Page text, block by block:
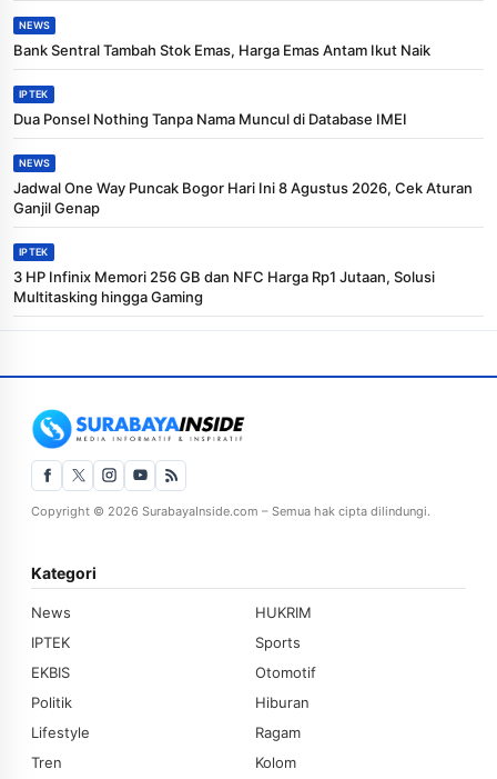
NEWS
Bank Sentral Tambah Stok Emas, Harga Emas Antam Ikut Naik
IPTEK
Dua Ponsel Nothing Tanpa Nama Muncul di Database IMEI
NEWS
Jadwal One Way Puncak Bogor Hari Ini 8 Agustus 2026, Cek Aturan
Ganjil Genap
IPTEK
3 HP Infinix Memori 256 GB dan NFC Harga Rp1 Jutaan, Solusi
Multitasking hingga Gaming
Copyright © 2026 SurabayaInside.com – Semua hak cipta dilindungi.
Kategori
News
HUKRIM
IPTEK
Sports
EKBIS
Otomotif
Politik
Hiburan
Lifestyle
Ragam
Tren
Kolom